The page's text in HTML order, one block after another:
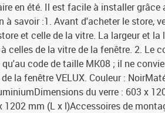
en été. Il est facile à installer
à savoir :1. Avant d'acheter le store,
et celle de la vitre. La largeur et
celles de la vitre de la fenêtre. 2. Le
code de taille MK08 ; il ne
la fenêtre VELUX. Couleur :
du verre : 603 x
1202 mm (L x l)Accessoires de